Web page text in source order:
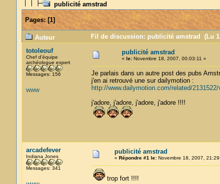
publicité amstrad
Pages:[1]
Auteur
Fil de discussion: publicité amstrad (Lu
totoleouf
Chef d'équipe
archéologue expert
Messages: 156
WWW
publicité amstrad
« le:Novembre 18, 2007, 00:03:11 »
Je parlais dans un autre post des pubs
j'en ai retrouvé une sur dailymotion :
http://www.dailymotion.com/related/
j'adore, j'adore, j'adore, j'adore !!!!
arcadefever
Indiana Jones
Messages: 341
publicité amstrad
« Répondre #1 le:Novembre 18, 2007,
trop fort !!!!